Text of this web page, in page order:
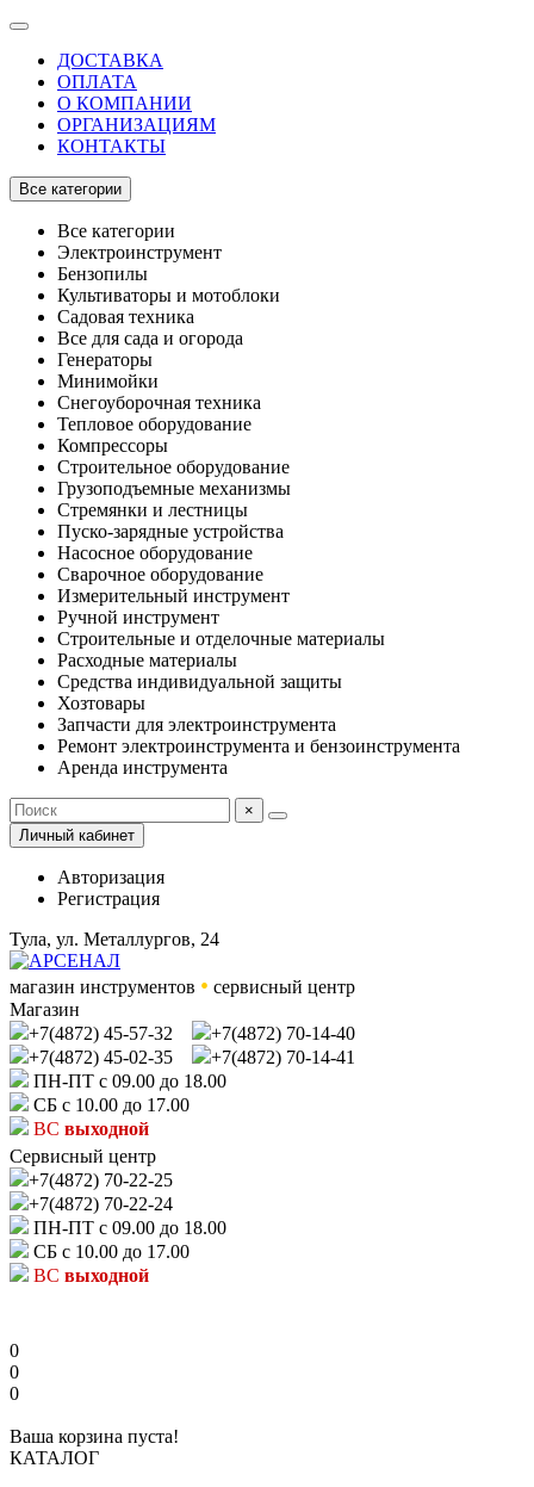
ДОСТАВКА
ОПЛАТА
О КОМПАНИИ
ОРГАНИЗАЦИЯМ
КОНТАКТЫ
Все категории
Все категории
Электроинструмент
Бензопилы
Культиваторы и мотоблоки
Садовая техника
Все для сада и огорода
Генераторы
Минимойки
Снегоуборочная техника
Тепловое оборудование
Компрессоры
Строительное оборудование
Грузоподъемные механизмы
Стремянки и лестницы
Пуско-зарядные устройства
Насосное оборудование
Сварочное оборудование
Измерительный инструмент
Ручной инструмент
Строительные и отделочные материалы
Расходные материалы
Средства индивидуальной защиты
Хозтовары
Запчасти для электроинструмента
Ремонт электроинструмента и бензоинструмента
Аренда инструмента
×
Личный кабинет
Авторизация
Регистрация
Тула, ул. Металлургов, 24
магазин инструментов • сервисный центр
Магазин
+7(4872) 45-57-32
+7(4872) 70-14-40
+7(4872) 45-02-35
+7(4872) 70-14-41
ПН-ПТ с 09.00 до 18.00
СБ с 10.00 до 17.00
ВС выходной
Сервисный центр
+7(4872) 70-22-25
+7(4872) 70-22-24
ПН-ПТ с 09.00 до 18.00
СБ с 10.00 до 17.00
ВС выходной
0
0
0
Ваша корзина пуста!
КАТАЛОГ